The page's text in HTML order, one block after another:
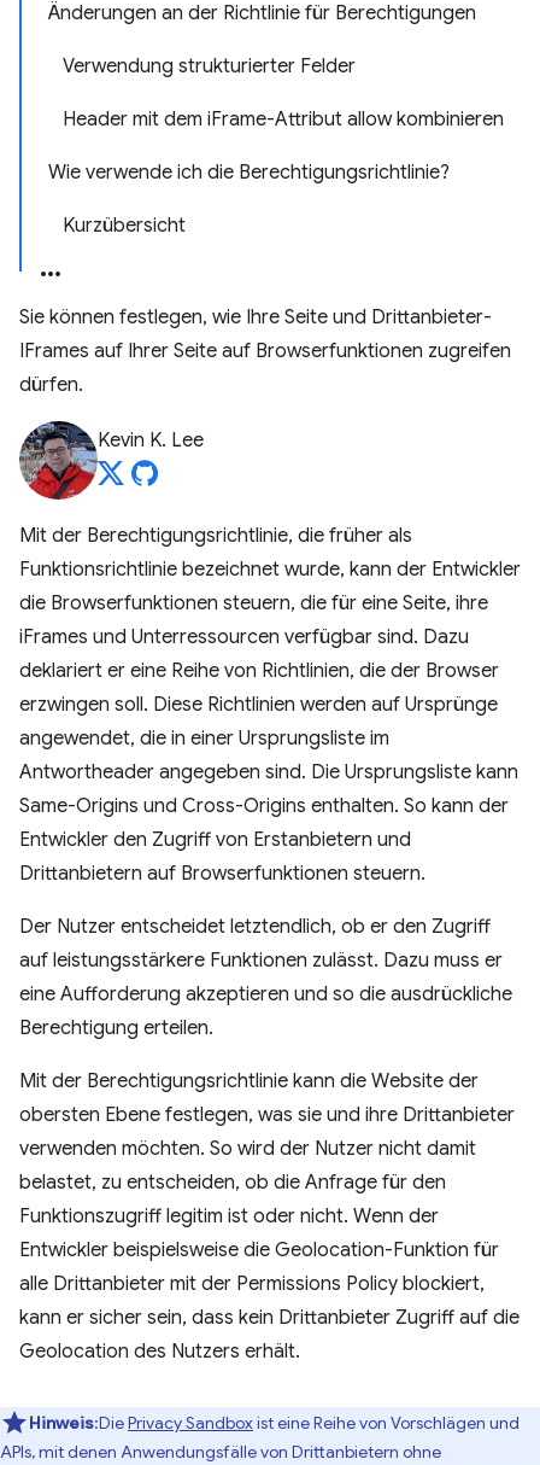
Änderungen an der Richtlinie für Berechtigungen
Verwendung strukturierter Felder
Header mit dem iFrame-Attribut allow kombinieren
Wie verwende ich die Berechtigungsrichtlinie?
Kurzübersicht
Sie können festlegen, wie Ihre Seite und Drittanbieter-
IFrames auf Ihrer Seite auf Browserfunktionen zugreifen
dürfen.
Kevin K. Lee
Mit der Berechtigungsrichtlinie, die früher als
Funktionsrichtlinie bezeichnet wurde, kann der Entwickler
die Browserfunktionen steuern, die für eine Seite, ihre
iFrames und Unterressourcen verfügbar sind. Dazu
deklariert er eine Reihe von Richtlinien, die der Browser
erzwingen soll. Diese Richtlinien werden auf Ursprünge
angewendet, die in einer Ursprungsliste im
Antwortheader angegeben sind. Die Ursprungsliste kann
Same-Origins und Cross-Origins enthalten. So kann der
Entwickler den Zugriff von Erstanbietern und
Drittanbietern auf Browserfunktionen steuern.
Der Nutzer entscheidet letztendlich, ob er den Zugriff
auf leistungsstärkere Funktionen zulässt. Dazu muss er
eine Aufforderung akzeptieren und so die ausdrückliche
Berechtigung erteilen.
Mit der Berechtigungsrichtlinie kann die Website der
obersten Ebene festlegen, was sie und ihre Drittanbieter
verwenden möchten. So wird der Nutzer nicht damit
belastet, zu entscheiden, ob die Anfrage für den
Funktionszugriff legitim ist oder nicht. Wenn der
Entwickler beispielsweise die Geolocation-Funktion für
alle Drittanbieter mit der Permissions Policy blockiert,
kann er sicher sein, dass kein Drittanbieter Zugriff auf die
Geolocation des Nutzers erhält.
Hinweis:DiePrivacy Sandboxist eine Reihe von Vorschlägen und
APIs, mit denen Anwendungsfälle von Drittanbietern ohne